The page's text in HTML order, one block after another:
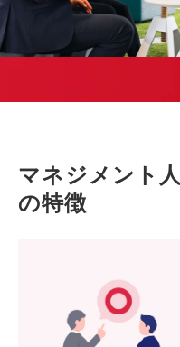
マネジメント
の特徴